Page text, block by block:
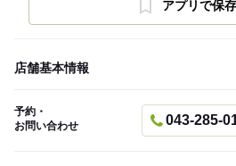
アプリで保
店舗基本情報
予約・
お問い合わせ
043-285-